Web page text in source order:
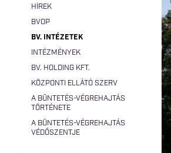
HÍREK
BVOP
BV. INTÉZETEK
INTÉZMÉNYEK
BV. HOLDING KFT.
KÖZPONTI ELLÁTÓ SZERV
A BÜNTETÉS-VÉGREHAJTÁS
TÖRTÉNETE
A BÜNTETÉS-VÉGREHAJTÁS
VÉDŐSZENTJE